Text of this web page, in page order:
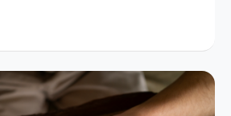
dan berkelanjutan. Selain